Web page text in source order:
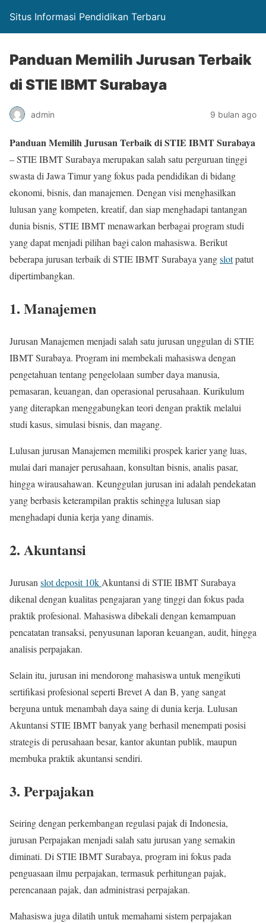
Situs Informasi Pendidikan Terbaru
Panduan Memilih Jurusan Terbaik
di STIE IBMT Surabaya
admin 9 bulan ago
Panduan Memilih Jurusan Terbaik di STIE IBMT Surabaya
– STIE IBMT Surabaya merupakan salah satu perguruan tinggi
swasta di Jawa Timur yang fokus pada pendidikan di bidang
ekonomi, bisnis, dan manajemen. Dengan visi menghasilkan
lulusan yang kompeten, kreatif, dan siap menghadapi tantangan
dunia bisnis, STIE IBMT menawarkan berbagai program studi
yang dapat menjadi pilihan bagi calon mahasiswa. Berikut
beberapa jurusan terbaik di STIE IBMT Surabaya yangslotpatut
dipertimbangkan.
1. Manajemen
Jurusan Manajemen menjadi salah satu jurusan unggulan di STIE
IBMT Surabaya. Program ini membekali mahasiswa dengan
pengetahuan tentang pengelolaan sumber daya manusia,
pemasaran, keuangan, dan operasional perusahaan. Kurikulum
yang diterapkan menggabungkan teori dengan praktik melalui
studi kasus, simulasi bisnis, dan magang.
Lulusan jurusan Manajemen memiliki prospek karier yang luas,
mulai dari manajer perusahaan, konsultan bisnis, analis pasar,
hingga wirausahawan. Keunggulan jurusan ini adalah pendekatan
yang berbasis keterampilan praktis sehingga lulusan siap
menghadapi dunia kerja yang dinamis.
2. Akuntansi
Jurusan slot deposit 10k Akuntansi di STIE IBMT Surabaya
dikenal dengan kualitas pengajaran yang tinggi dan fokus pada
praktik profesional. Mahasiswa dibekali dengan kemampuan
pencatatan transaksi, penyusunan laporan keuangan, audit, hingga
analisis perpajakan.
Selain itu, jurusan ini mendorong mahasiswa untuk mengikuti
sertifikasi profesional seperti Brevet A dan B, yang sangat
berguna untuk menambah daya saing di dunia kerja. Lulusan
Akuntansi STIE IBMT banyak yang berhasil menempati posisi
strategis di perusahaan besar, kantor akuntan publik, maupun
membuka praktik akuntansi sendiri.
3. Perpajakan
Seiring dengan perkembangan regulasi pajak di Indonesia,
jurusan Perpajakan menjadi salah satu jurusan yang semakin
diminati. Di STIE IBMT Surabaya, program ini fokus pada
penguasaan ilmu perpajakan, termasuk perhitungan pajak,
perencanaan pajak, dan administrasi perpajakan.
Mahasiswa juga dilatih untuk memahami sistem perpajakan